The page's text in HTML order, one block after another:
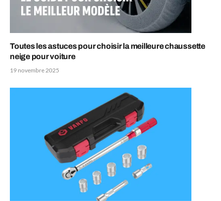
Toutes les astuces pour choisir la meilleure chaussette
neige pour voiture
19 novembre 2025